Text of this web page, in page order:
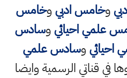
وخامس ادبي وخامس
علمي احيائي وسادس
وسادس علمي
في قناتي الرسمية وايضا